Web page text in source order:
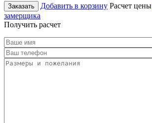
Заказать Добавить в корзину Расчет цены
замерщика
Получить расчет